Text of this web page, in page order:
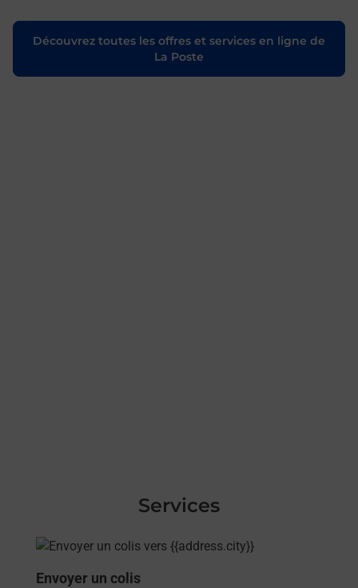
Découvrez toutes les offres et services en ligne de
La Poste
Services
En savoir plus
Envoyer un colis